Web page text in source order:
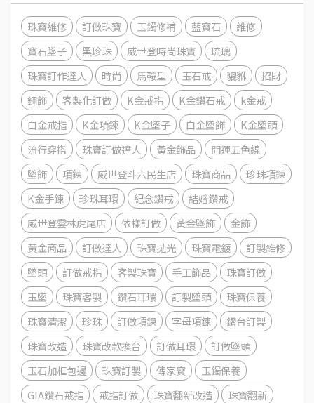
珠寶維修 訂做珠寶 玉鐲修補 藍寶石
維修
寶石墜子
黑珍珠 威世登時尚珠寶
琉璃
珠寶訂作達人
時尚 馬鞍型 玉石戒 貔貅
招財
鋼飾
客製化訂做 K金戒指 K金鑽石戒
k金戒
白金戒指
K金項鍊 K金墜子 白金墜飾
K金墜頭
流行穿搭
珠寶訂做達人 黃金飾品
開運五色線
墜飾
項鍊 威世登斗六民生店 珠寶商品
珍珠項鍊
K金手鍊
珍珠耳環 紀念鑽戒
結婚鑽戒
威世登雲林虎尾店
依樣訂做 黃金墜飾
金飾
黃金商品
訂做達人 珠寶拋光 珠寶電鍍
訂製維修
墜頭
訂做戒指 客製珠寶 手工飾品
珠寶訂做
玉墜
珠寶客製 鑽石耳環 訂製墜頭
珠寶保養
珠寶清潔
珍珠 訂做項鍊 字母項鍊
鑽台訂製
珠寶改造
珠寶改款換台 訂做耳環
訂做墜頭
玉石加框包邊
珠寶訂製 傳家寶
玉鐲保養
GIA鑽石戒指
戒指訂做 珠寶翻新改造
珠寶翻新